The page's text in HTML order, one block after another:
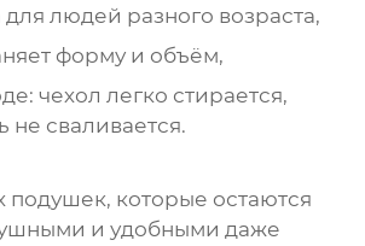
людей разного возраста,
форму и объём,
чехол легко стирается,
не сваливается.
подушек, которые остаются
и удобными даже